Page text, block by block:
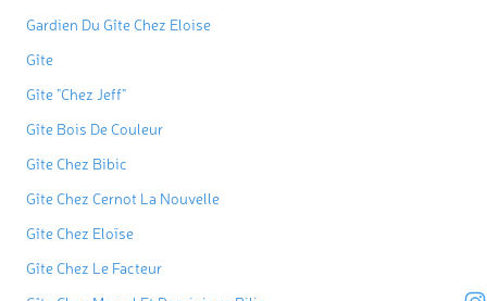
Gardien Du Gîte Chez Eloise
Gîte
Gîte "Chez Jeff"
Gîte Bois De Couleur
Gîte Chez Bibic
Gîte Chez Cernot La Nouvelle
Gîte Chez Eloïse
Gîte Chez Le Facteur